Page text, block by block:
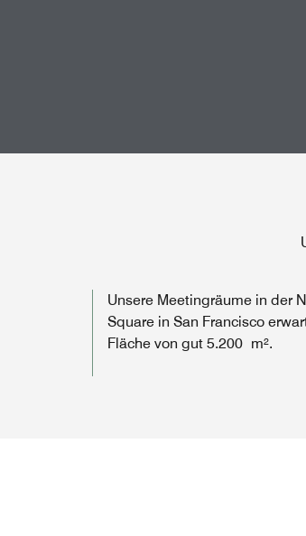
Unsere Meetingräume in der
Square in San Francisco
Fläche von gut 5.200 m².